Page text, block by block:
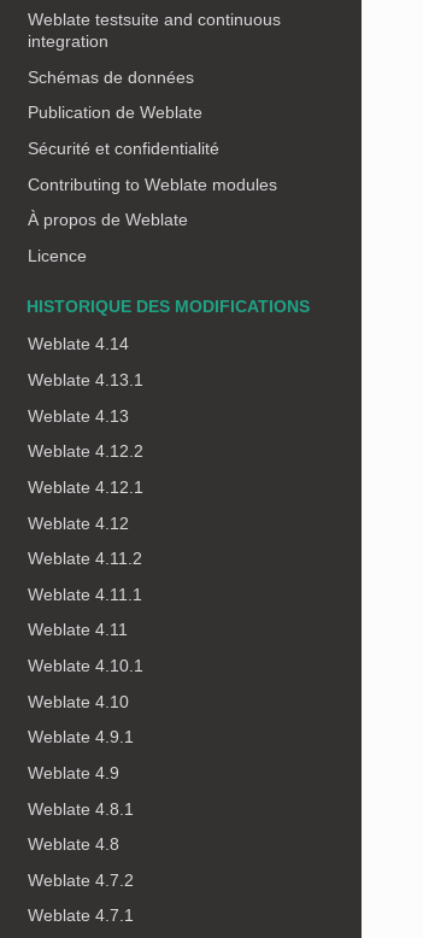
Weblate testsuite and continuous
integration
Schémas de données
Publication de Weblate
Sécurité et confidentialité
Contributing to Weblate modules
À propos de Weblate
Licence
HISTORIQUE DES MODIFICATIONS
Weblate 4.14
Weblate 4.13.1
Weblate 4.13
Weblate 4.12.2
Weblate 4.12.1
Weblate 4.12
Weblate 4.11.2
Weblate 4.11.1
Weblate 4.11
Weblate 4.10.1
Weblate 4.10
Weblate 4.9.1
Weblate 4.9
Weblate 4.8.1
Weblate 4.8
Weblate 4.7.2
Weblate 4.7.1